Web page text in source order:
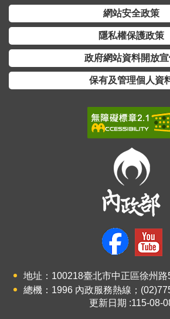
網站安全政策
隱私權保護政策
政府網站資料開放
保有及管理個人資
地址：100218臺北市中正區徐州路
總機：1996 內政服務熱線；
更新日期
115-08-